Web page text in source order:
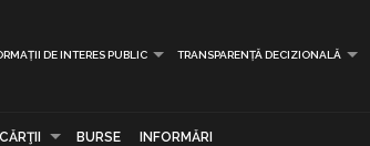
DE INTERES PUBLIC TRANSPARENȚĂ DECIZIONALĂ
BURSE INFORMĂRI